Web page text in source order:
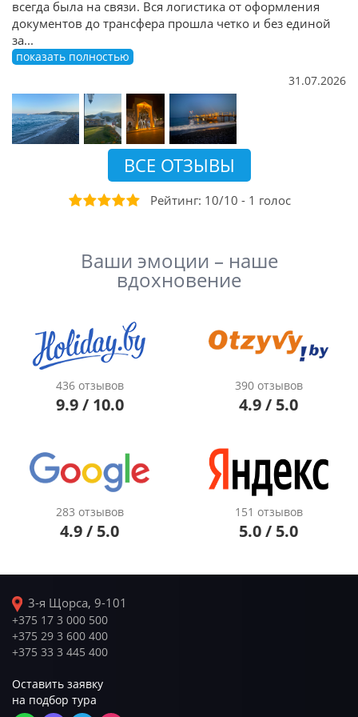
всегда была на связи. Вся логистика от оформления
документов до трансфера прошла четко и без единой
за...
показать полностью
31.07.2026
ВСЕ ОТЗЫВЫ
Рейтинг: 10/10 - 1 голос
Ваши эмоции – наше
вдохновение
436 отзывов
9.9 / 10.0
390 отзывов
4.9 / 5.0
283 отзывов
4.9 / 5.0
151 отзывов
5.0 / 5.0
3-я Щорса, 9-101
+375 17 3 000 500
+375 29 3 600 400
+375 33 3 445 400
Оставить заявку
на подбор тура